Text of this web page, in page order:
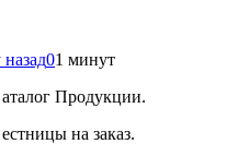
назад01 минут
Продукции.
на заказ.